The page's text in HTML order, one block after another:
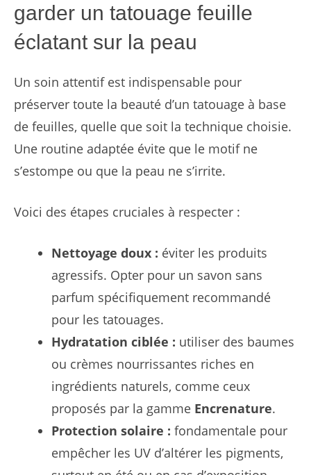
garder un tatouage feuille
éclatant sur la peau
Un soin attentif est indispensable pour
préserver toute la beauté d’un tatouage à base
de feuilles, quelle que soit la technique choisie.
Une routine adaptée évite que le motif ne
s’estompe ou que la peau ne s’irrite.
Voici des étapes cruciales à respecter :
Nettoyage doux : éviter les produits
agressifs. Opter pour un savon sans
parfum spécifiquement recommandé
pour les tatouages.
Hydratation ciblée : utiliser des baumes
ou crèmes nourrissantes riches en
ingrédients naturels, comme ceux
proposés par la gamme Encrenature.
Protection solaire : fondamentale pour
empêcher les UV d’altérer les pigments,